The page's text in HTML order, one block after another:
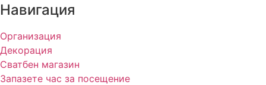
Навигация
Организация
Декорация
Сватбен магазин
Запазете час за посещение